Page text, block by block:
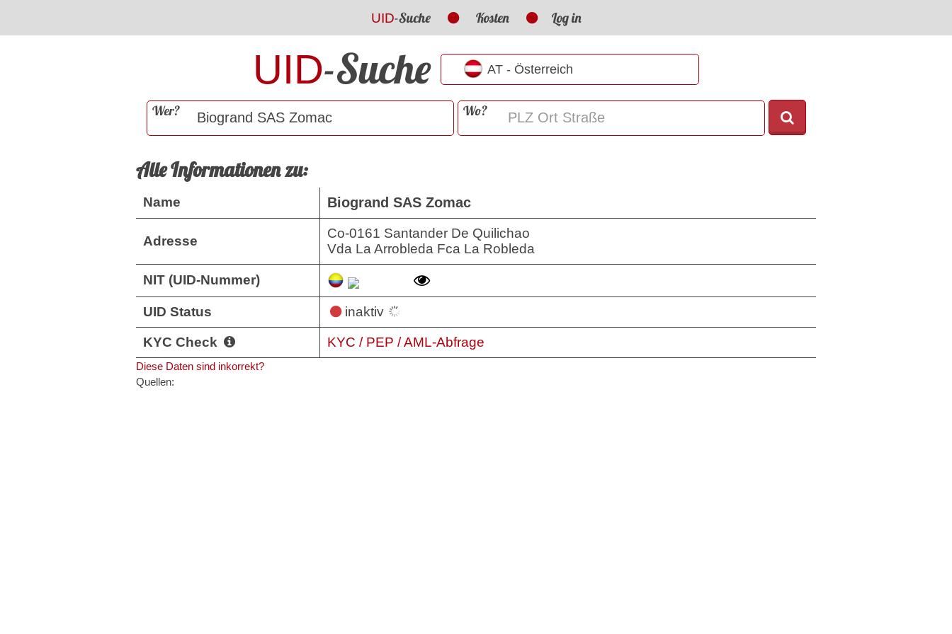
UID-Suche Kosten Log in
UID-Suche
Wer? Wo?
Alle Informationen zu:
Name Biogrand SAS Zomac
Adresse
Co-0161 Santander De Quilichao
Vda La Arrobleda Fca La Robleda
NIT (UID-Nummer)
UID Status inaktiv
KYC Check KYC / PEP / AML-Abfrage
Diese Daten sind inkorrekt?
Quellen: